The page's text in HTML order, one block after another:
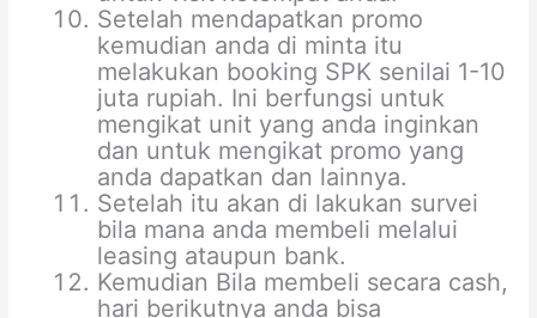
Setelah mendapatkan promo
kemudian anda di minta itu
melakukan booking SPK senilai 1-10
juta rupiah. Ini berfungsi untuk
mengikat unit yang anda inginkan
dan untuk mengikat promo yang
anda dapatkan dan lainnya.
Setelah itu akan di lakukan survei
bila mana anda membeli melalui
leasing ataupun bank.
Kemudian Bila membeli secara cash,
hari berikutnya anda bisa